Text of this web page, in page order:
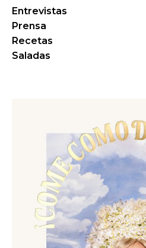
Entrevistas
Prensa
Recetas
Saladas